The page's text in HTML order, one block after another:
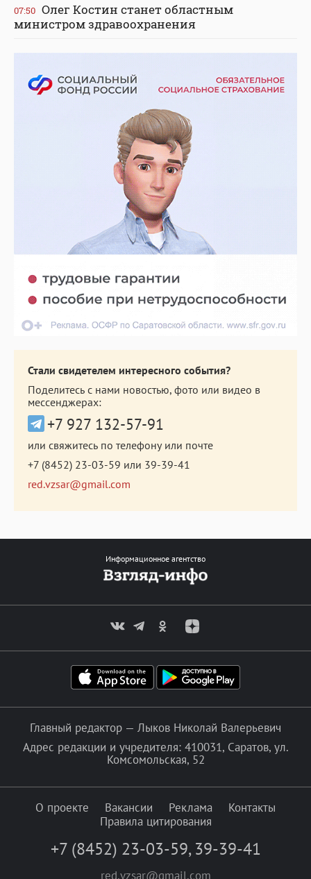
07:50 Олег Костин станет областным
министром здравоохранения
Стали свидетелем интересного события?
Поделитесь с нами новостью, фото или видео в
мессенджерах:
+7 927 132-57-91
или свяжитесь по телефону или почте
+7 (8452) 23-03-59 или 39-39-41
red.vzsar@gmail.com
Информационное агентство
Главный редактор — Лыков Николай Валерьевич
Адрес редакции и учредителя: 410031, Саратов, ул.
Комсомольская, 52
О проекте Вакансии Реклама
Контакты
Правила цитирования
+7 (8452) 23-03-59, 39-39-41
red.vzsar@gmail.com